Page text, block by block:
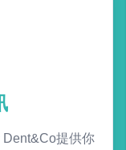
提供你